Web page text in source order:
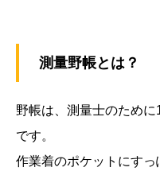
測量野帳とは？
野帳は、測量士のため
です。
作業着のポケットにすっ